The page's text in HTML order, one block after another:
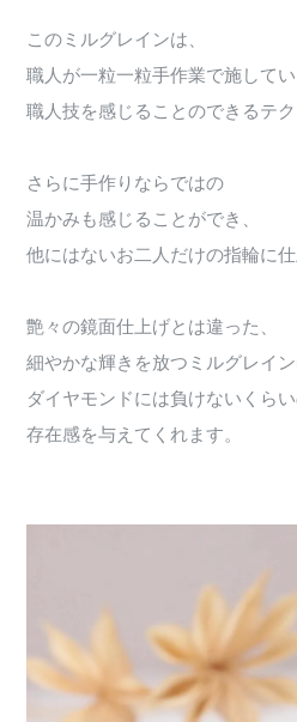
このミルグレインは、
職人が一粒一粒手作業で施してい
職人技を感じることのできるテク
さらに手作りならではの
温かみも感じることができ、
他にはないお二人だけの指輪に
艶々の鏡面仕上げとは違った、
細やかな輝きを放つミルグレイ
ダイヤモンドには負けないくら
存在感を与えてくれます。